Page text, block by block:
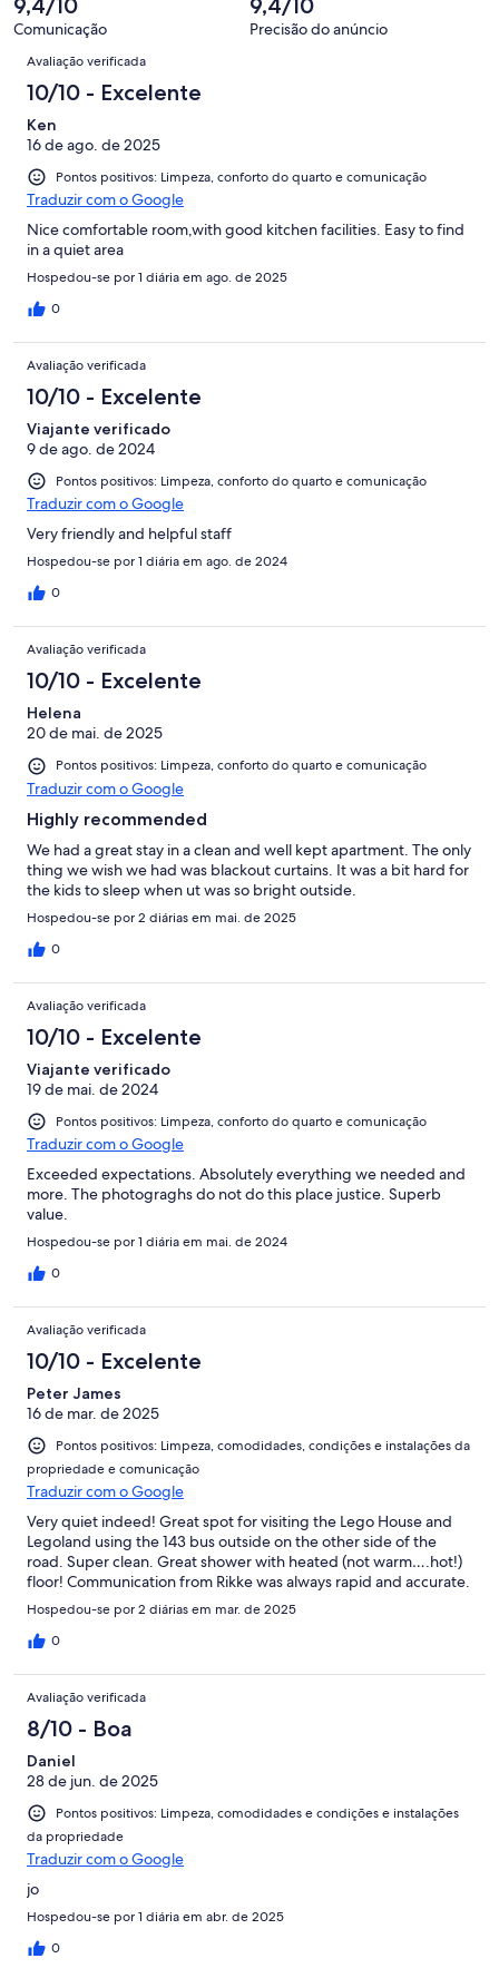
9,4/10
Comunicação
9,4/10
Precisão do anúncio
Avaliações
Avaliação verificada
10/10 - Excelente
Ken
16 de ago. de 2025
Pontos positivos: Limpeza, conforto do quarto e comunicação
Traduzir com o Google
Nice comfortable room,with good kitchen facilities. Easy to find
in a quiet area
Hospedou-se por 1 diária em ago. de 2025
0
Avaliação verificada
10/10 - Excelente
Viajante verificado
9 de ago. de 2024
Pontos positivos: Limpeza, conforto do quarto e comunicação
Traduzir com o Google
Very friendly and helpful staff
Hospedou-se por 1 diária em ago. de 2024
0
Avaliação verificada
10/10 - Excelente
Helena
20 de mai. de 2025
Pontos positivos: Limpeza, conforto do quarto e comunicação
Traduzir com o Google
Highly recommended
We had a great stay in a clean and well kept apartment. The only
thing we wish we had was blackout curtains. It was a bit hard for
the kids to sleep when ut was so bright outside.
Hospedou-se por 2 diárias em mai. de 2025
0
Avaliação verificada
10/10 - Excelente
Viajante verificado
19 de mai. de 2024
Pontos positivos: Limpeza, conforto do quarto e comunicação
Traduzir com o Google
Exceeded expectations. Absolutely everything we needed and
more. The photograghs do not do this place justice. Superb
value.
Hospedou-se por 1 diária em mai. de 2024
0
Avaliação verificada
10/10 - Excelente
Peter James
16 de mar. de 2025
Pontos positivos: Limpeza, comodidades, condições e instalações da
propriedade e comunicação
Traduzir com o Google
Very quiet indeed! Great spot for visiting the Lego House and
Legoland using the 143 bus outside on the other side of the
road. Super clean. Great shower with heated (not warm….hot!)
floor! Communication from Rikke was always rapid and accurate.
Hospedou-se por 2 diárias em mar. de 2025
0
Avaliação verificada
8/10 - Boa
Daniel
28 de jun. de 2025
Pontos positivos: Limpeza, comodidades e condições e instalações
da propriedade
Traduzir com o Google
jo
Hospedou-se por 1 diária em abr. de 2025
0